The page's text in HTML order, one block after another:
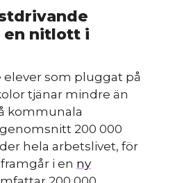
en nitlott i
elever som pluggat på
tjänar mindre än
kommunala
200 000
hela arbetslivet, för
i en ny